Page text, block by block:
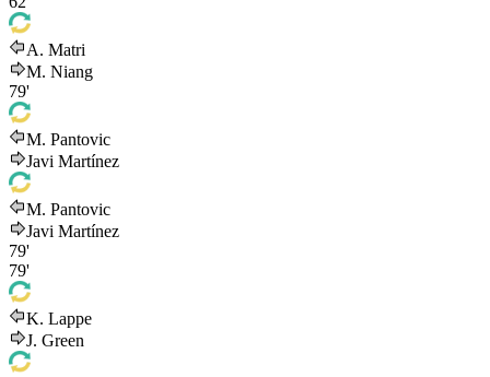
A. Matri
M. Niang
79'
M. Pantovic
Javi Martínez
M. Pantovic
Javi Martínez
79'
79'
K. Lappe
J. Green